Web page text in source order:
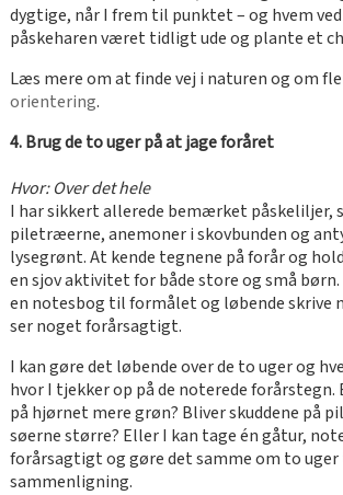
dygtige, når I frem til punktet – og hvem
påskeharen været tidligt ude og plante et
Læs mere om at finde vej i naturen og om
orientering.
4. Brug de to uger på at jage foråret
Hvor: Over det hele
I har sikkert allerede bemærket påskeliljer,
piletræerne, anemoner i skovbunden og
lysegrønt. At kende tegnene på forår og
en sjov aktivitet for både store og små børn.
en notesbog til formålet og løbende skrive
ser noget forårsagtigt.
I kan gøre det løbende over de to uger og
hvor I tjekker op på de noterede forårstegn.
på hjørnet mere grøn? Bliver skuddene på
søerne større? Eller I kan tage én gåtur,
forårsagtigt og gøre det samme om to
sammenligning.